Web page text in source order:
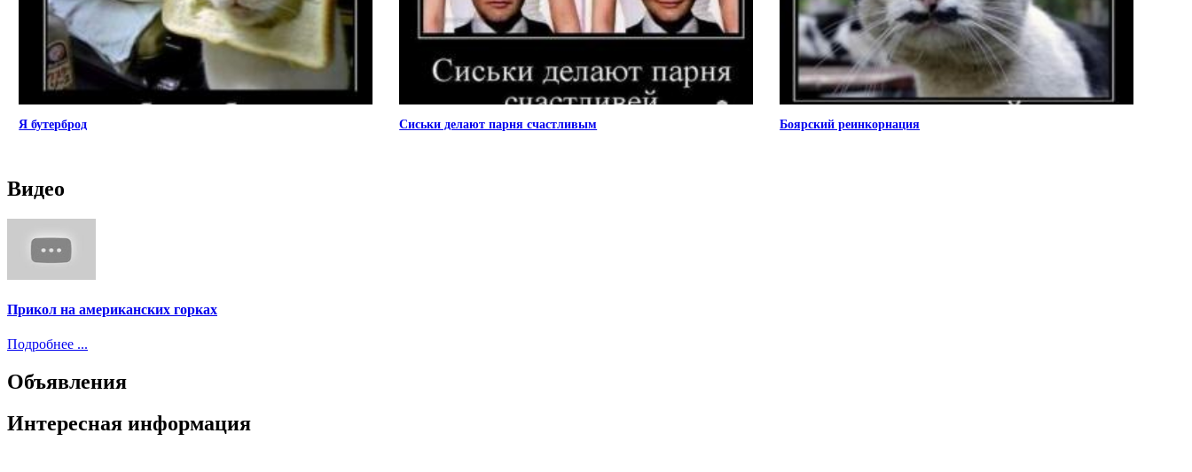
Я бутерброд Сиськи делают парня счастливым Боярский реинкорнация
Видео
Прикол на американских горках
Подробнее ...
Объявления
Интересная информация